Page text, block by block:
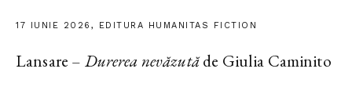
17 IUNIE 2026, EDITURA HUMANITAS FICTION
Lansare – Durerea nevăzutăde Giulia Caminito